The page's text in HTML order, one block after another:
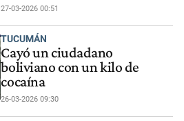
27-03-2026 00:51
TUCUMÁN
Cayó un ciudadano
boliviano con un kilo de
cocaína
26-03-2026 09:30